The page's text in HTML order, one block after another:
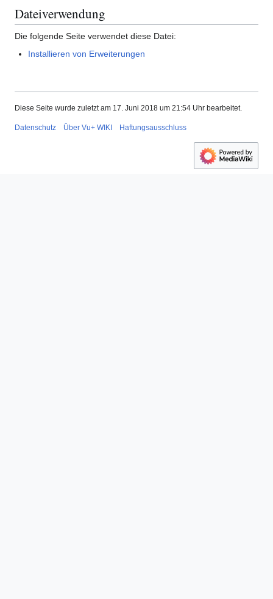
Dateiverwendung
Die folgende Seite verwendet diese Datei:
Installieren von Erweiterungen
Diese Seite wurde zuletzt am 17. Juni 2018 um 21:54 Uhr bearbeitet.
Datenschutz Über Vu+ WIKI Haftungsausschluss